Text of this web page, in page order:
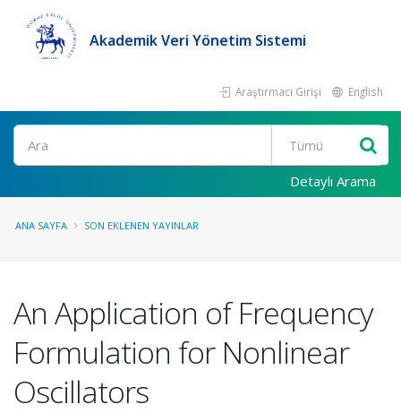
Akademik Veri Yönetim Sistemi
Araştırmacı Girişi English
Ara
Detaylı Arama
ANA SAYFA SON EKLENEN YAYINLAR
An Application of Frequency
Formulation for Nonlinear
Oscillators